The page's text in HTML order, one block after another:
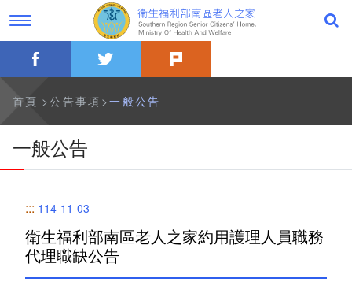
到
主
要
公告事項
最新消息
一般公告
活動訊息
影音專區
關於本家
字
型
切
群
facebook twitter plurk
首頁 公告事項 一般公告
一般公告
::: 114-11-03
衛生福利部南區老人之家約用護理人員職務
代理職缺公告